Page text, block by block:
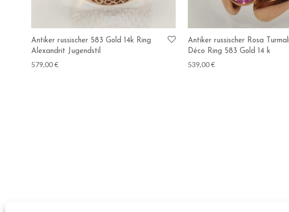
Antiker russischer 583 Gold 14k Ring
Alexandrit Jugendstil
579,00€
Antiker russischer Rosa
Déco Ring 583 Gold 14 k
539,00€